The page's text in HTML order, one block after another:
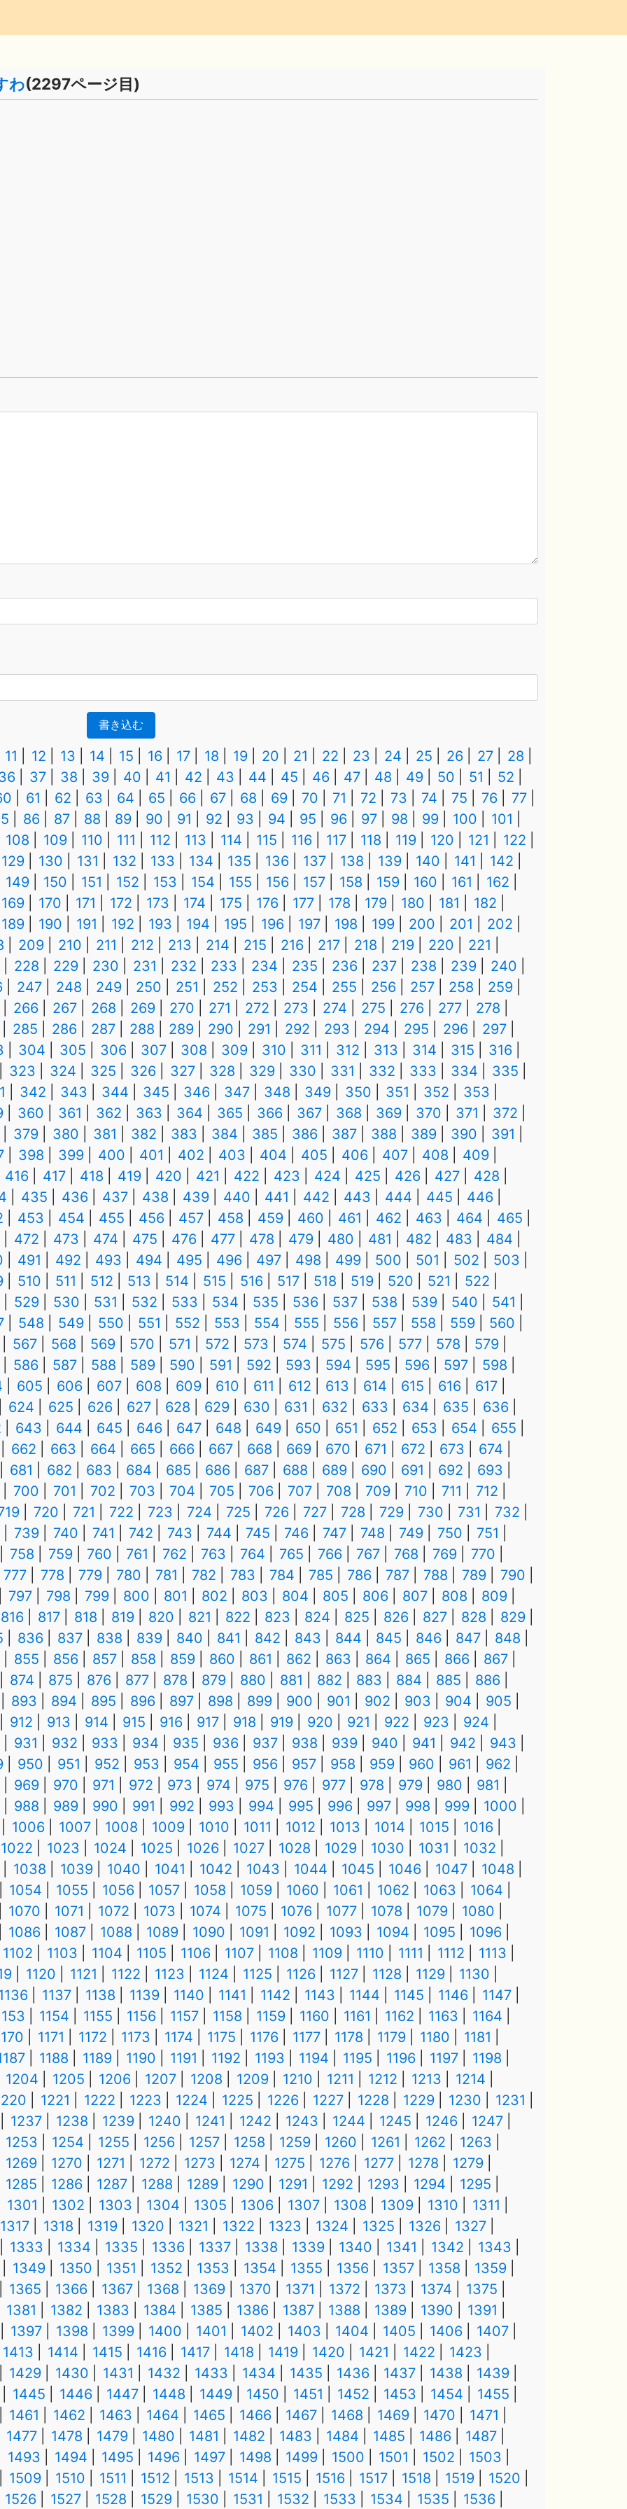
わ(2297ページ目)
書き込む
11 12 13 14 15 16 17 18 19 20 21 22 23 24 25 26 27
28
37 38 39 40 41 42 43 44 45 46 47 48 49 50 51
52
61 62 63 64 65 66 67 68 69 70 71 72 73 74 75 76
77
86 87 88 89 90 91 92 93 94 95 96 97 98 99 100
101
108
109 110 111 112 113 114 115 116 117 118 119 120 121
122
129
130 131 132 133 134 135 136 137 138 139 140 141
142
149
150 151 152 153 154 155 156 157 158 159 160 161
162
169
170 171 172 173 174 175 176 177 178 179 180 181
182
189
190 191 192 193 194 195 196 197 198 199 200 201
202
209 210 211 212 213 214 215 216 217 218 219 220
221
228
229 230 231 232 233 234 235 236 237 238 239
240
247 248 249 250 251 252 253 254 255 256 257 258
259
266
267 268 269 270 271 272 273 274 275 276 277
278
285
286 287 288 289 290 291 292 293 294 295 296
297
304 305 306 307 308 309 310 311 312 313 314 315
316
323
324 325 326 327 328 329 330 331 332 333 334
335
342 343 344 345 346 347 348 349 350 351 352
353
360 361 362 363 364 365 366 367 368 369 370 371
372
379
380 381 382 383 384 385 386 387 388 389 390
391
398 399 400 401 402 403 404 405 406 407 408
409
416
417 418 419 420 421 422 423 424 425 426 427
428
435 436 437 438 439 440 441 442 443 444 445
446
453 454 455 456 457 458 459 460 461 462 463 464
465
472
473 474 475 476 477 478 479 480 481 482 483
484
491 492 493 494 495 496 497 498 499 500 501 502
503
510 511 512 513 514 515 516 517 518 519 520 521
522
529
530 531 532 533 534 535 536 537 538 539 540
541
548 549 550 551 552 553 554 555 556 557 558 559
560
567
568 569 570 571 572 573 574 575 576 577 578
579
586
587 588 589 590 591 592 593 594 595 596 597
598
605 606 607 608 609 610 611 612 613 614 615 616
617
624
625 626 627 628 629 630 631 632 633 634 635
636
643 644 645 646 647 648 649 650 651 652 653 654
655
662
663 664 665 666 667 668 669 670 671 672 673
674
681
682 683 684 685 686 687 688 689 690 691 692
693
700
701 702 703 704 705 706 707 708 709 710 711
712
720 721 722 723 724 725 726 727 728 729 730 731
732
739
740 741 742 743 744 745 746 747 748 749 750
751
758
759 760 761 762 763 764 765 766 767 768 769
770
777
778 779 780 781 782 783 784 785 786 787 788 789
790
797
798 799 800 801 802 803 804 805 806 807 808
809
816
817 818 819 820 821 822 823 824 825 826 827 828
829
836 837 838 839 840 841 842 843 844 845 846 847
848
855
856 857 858 859 860 861 862 863 864 865 866
867
874
875 876 877 878 879 880 881 882 883 884 885
886
893
894 895 896 897 898 899 900 901 902 903 904
905
912
913 914 915 916 917 918 919 920 921 922 923
924
931
932 933 934 935 936 937 938 939 940 941 942
943
950 951 952 953 954 955 956 957 958 959 960 961
962
969
970 971 972 973 974 975 976 977 978 979 980
981
988
989 990 991 992 993 994 995 996 997 998 999
1000
1006
1007 1008 1009 1010 1011 1012 1013 1014 1015
1016
1022
1023 1024 1025 1026 1027 1028 1029 1030 1031
1032
1038
1039 1040 1041 1042 1043 1044 1045 1046 1047
1048
1054
1055 1056 1057 1058 1059 1060 1061 1062 1063
1064
1070
1071 1072 1073 1074 1075 1076 1077 1078 1079
1080
1086
1087 1088 1089 1090 1091 1092 1093 1094 1095
1096
1102
1103 1104 1105 1106 1107 1108 1109 1110 1111 1112
1113
1120 1121 1122 1123 1124 1125 1126 1127 1128 1129
1130
1137 1138 1139 1140 1141 1142 1143 1144 1145 1146
1147
1154 1155 1156 1157 1158 1159 1160 1161 1162 1163
1164
1171 1172 1173 1174 1175 1176 1177 1178 1179 1180
1181
1188 1189 1190 1191 1192 1193 1194 1195 1196 1197
1198
1204
1205 1206 1207 1208 1209 1210 1211 1212 1213
1214
1221 1222 1223 1224 1225 1226 1227 1228 1229 1230
1231
1237
1238 1239 1240 1241 1242 1243 1244 1245 1246
1247
1253
1254 1255 1256 1257 1258 1259 1260 1261 1262
1263
1269
1270 1271 1272 1273 1274 1275 1276 1277 1278
1279
1285
1286 1287 1288 1289 1290 1291 1292 1293 1294
1295
1301
1302 1303 1304 1305 1306 1307 1308 1309 1310
1311
1317
1318 1319 1320 1321 1322 1323 1324 1325 1326
1327
1333
1334 1335 1336 1337 1338 1339 1340 1341 1342
1343
1349
1350 1351 1352 1353 1354 1355 1356 1357 1358
1359
1365
1366 1367 1368 1369 1370 1371 1372 1373 1374
1375
1381
1382 1383 1384 1385 1386 1387 1388 1389 1390
1391
1397
1398 1399 1400 1401 1402 1403 1404 1405 1406
1407
1413
1414 1415 1416 1417 1418 1419 1420 1421 1422
1423
1429
1430 1431 1432 1433 1434 1435 1436 1437 1438
1439
1445
1446 1447 1448 1449 1450 1451 1452 1453 1454
1455
1461
1462 1463 1464 1465 1466 1467 1468 1469 1470
1471
1477
1478 1479 1480 1481 1482 1483 1484 1485 1486
1487
1493
1494 1495 1496 1497 1498 1499 1500 1501 1502
1503
1509
1510 1511 1512 1513 1514 1515 1516 1517 1518 1519
1520
1526
1527 1528 1529 1530 1531 1532 1533 1534 1535 1536